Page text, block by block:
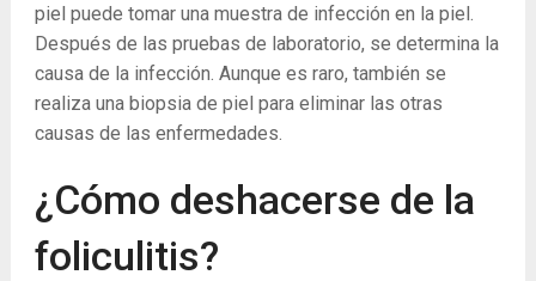
piel puede tomar una muestra de infección en la piel.
Después de las pruebas de laboratorio, se determina la
causa de la infección. Aunque es raro, también se
realiza una biopsia de piel para eliminar las otras
causas de las enfermedades.
¿Cómo deshacerse de la
foliculitis?